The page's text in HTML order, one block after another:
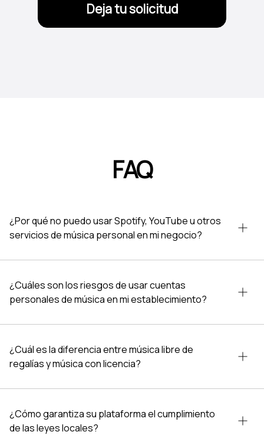
Deja tu solicitud
FAQ
¿Por qué no puedo usar Spotify, YouTube u otros
servicios de música personal en mi negocio?
¿Cuáles son los riesgos de usar cuentas
personales de música en mi establecimiento?
¿Cuál es la diferencia entre música libre de
regalías y música con licencia?
¿Cómo garantiza su plataforma el cumplimiento
de las leyes locales?